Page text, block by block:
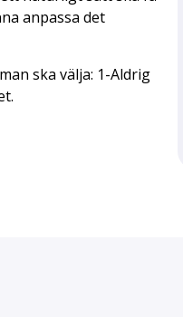
anpassa det
ska välja: 1-Aldrig